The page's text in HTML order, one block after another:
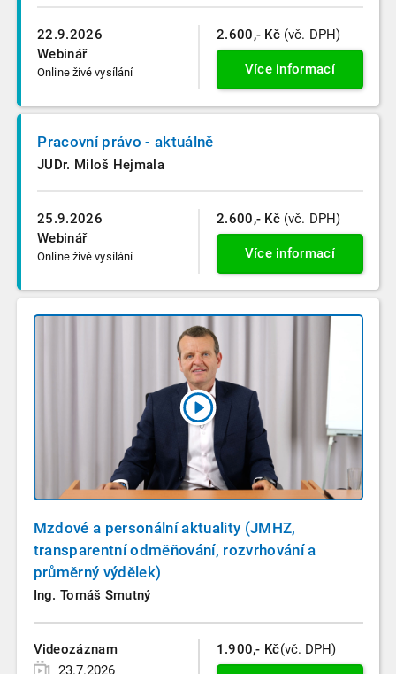
22.9.2026
Webinář
Online živé vysílání
2.600,- Kč (vč. DPH)
Více informací
25.9.2026
Webinář
Online živé vysílání
Pracovní právo - aktuálně
JUDr. Miloš Hejmala
2.600,- Kč (vč. DPH)
Více informací
Mzdové a personální aktuality (JMHZ,
transparentní odměňování, rozvrhování a
průměrný výdělek)
Ing. Tomáš Smutný
Videozáznam
23.7.2026
1.900,- Kč(vč. DPH)